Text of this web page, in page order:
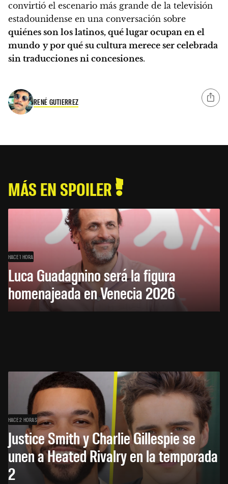
convirtió el escenario más grande de la televisión
estadounidense en una conversación sobre
quiénes son los latinos, qué lugar ocupan en el
mundo y por qué su cultura merece ser celebrada
sin traducciones ni concesiones.
RENÉ GUTIERREZ
MÁS EN SPOILER
HACE 1 HORA
Luca Guadagnino será la figura
homenajeada en Venecia 2026
HACE 2 HORAS
Justice Smith y Charlie Gillespie se
unen a Heated Rivalry en la temporada
2